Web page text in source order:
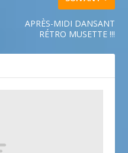
APRÈS-MIDI DANSANT
RÉTRO MUSETTE !!!